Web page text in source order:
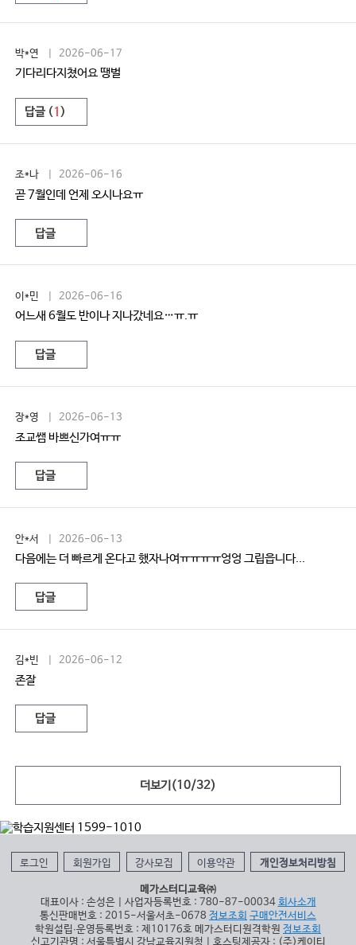
박*연 | 2026-06-17
기다리다지쳤어요 땡벌
답글 ( 1 )
조*나 | 2026-06-16
곧 7월인데 언제 오시나요ㅠ
답글
이*민 | 2026-06-16
어느새 6월도 반이나 지나갔네요…ㅠ.ㅠ
답글
장*영 | 2026-06-13
조교쌤 바쁘신가여ㅠㅠ
답글
안*서 | 2026-06-13
다음에는 더 빠르게 온다고 했자나여ㅠㅠㅠㅠ엉엉 그립읍니다...
답글
김*빈 | 2026-06-12
존잘
답글
더보기(10/32)
로그인 회원가입 강사모집 이용약관 개인정보처리방침
메가스터디교육㈜
대표이사 : 손성은 | 사업자등록번호 : 780-87-00034 회사소개
통신판매번호 : 2015-서울서초-0678 정보조회 구매안전서비스
학원설립∙운영등록번호 : 제10176호 메가스터디원격학원 정보조회
신고기관명 : 서울특별시 강남교육지원청 | 호스팅제공자 : (주)케이티